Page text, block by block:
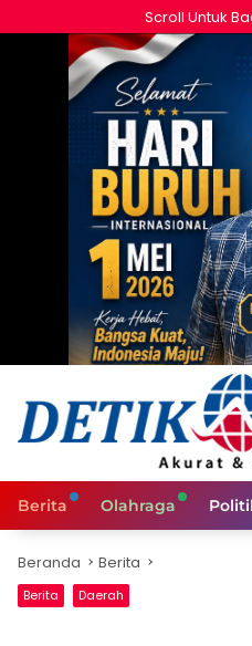
ke
Scroll Untuk
Berita Olahraga
Beranda Berita
Berita Daerah